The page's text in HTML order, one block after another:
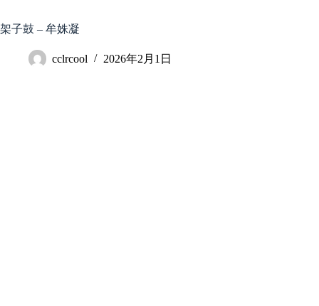
至
内
架子鼓 – 牟姝凝
cclrcool 2026年2月1日